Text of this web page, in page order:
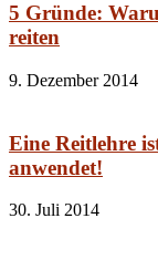
5 Gründe:
reiten
9. Dezember 2014
Eine Reitlehre
anwendet!
30. Juli 2014